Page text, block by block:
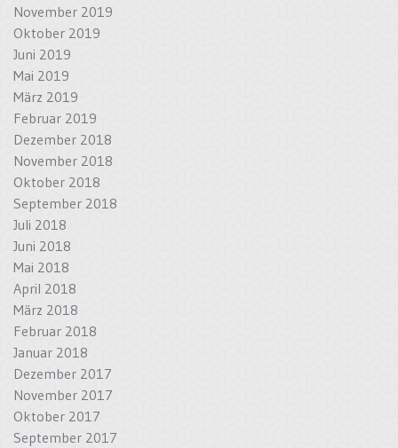
November 2019
Oktober 2019
Juni 2019
Mai 2019
März 2019
Februar 2019
Dezember 2018
November 2018
Oktober 2018
September 2018
Juli 2018
Juni 2018
Mai 2018
April 2018
März 2018
Februar 2018
Januar 2018
Dezember 2017
November 2017
Oktober 2017
September 2017